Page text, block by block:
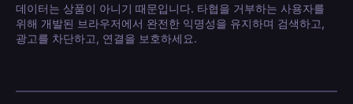
데이터는 상품이 아니기 때문입니다. 타협을 거부하는 사용자를
위해 개발된 브라우저에서 완전한 익명성을 유지하며 검색하고,
광고를 차단하고, 연결을 보호하세요.